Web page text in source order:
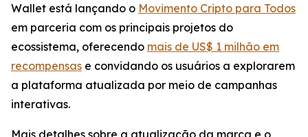
Wallet está lançando o Movimento Cripto para Todos
em parceria com os principais projetos do
ecossistema, oferecendo mais de US$ 1 milhão em
recompensas e convidando os usuários a explorarem
a plataforma atualizada por meio de campanhas
interativas.
Mais detalhes sobre a atualização da marca e o